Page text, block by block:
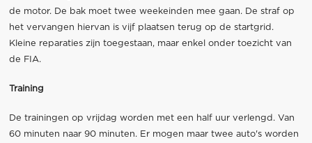
de motor. De bak moet twee weekeinden mee gaan. De straf op
het vervangen hiervan is vijf plaatsen terug op de startgrid.
Kleine reparaties zijn toegestaan, maar enkel onder toezicht van
de FIA.
Training
De trainingen op vrijdag worden met een half uur verlengd. Van
60 minuten naar 90 minuten. Er mogen maar twee auto's worden